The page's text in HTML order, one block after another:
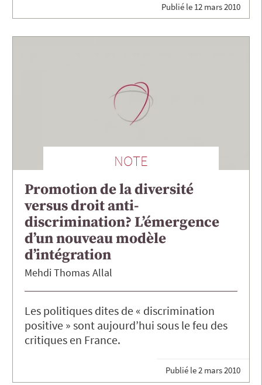
Publié le 12 mars 2010
NOTE
Promotion de la diversité
versus droit anti-
discrimination? L’émergence
d’un nouveau modèle
d’intégration
Mehdi Thomas Allal
Les politiques dites de « discrimination
positive » sont aujourd’hui sous le feu des
critiques en France.
Publié le2 mars 2010